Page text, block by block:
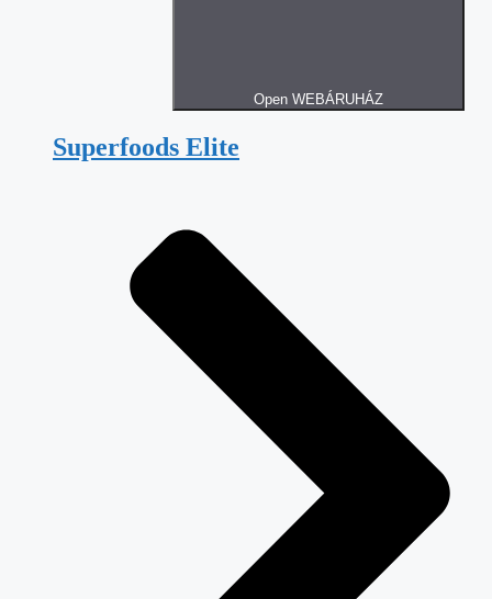
Open WEBÁRUHÁZ
Superfoods Elite